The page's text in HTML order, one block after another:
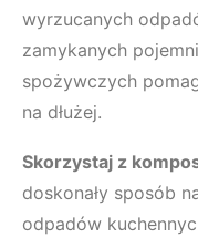
wyrzucanych
zamykanych
spożywczych
na dłużej.
Skorzystaj z
doskonały sposób
odpadów